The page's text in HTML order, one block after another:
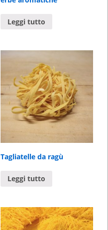
Leggi tutto
Tagliatelle da ragù
Leggi tutto